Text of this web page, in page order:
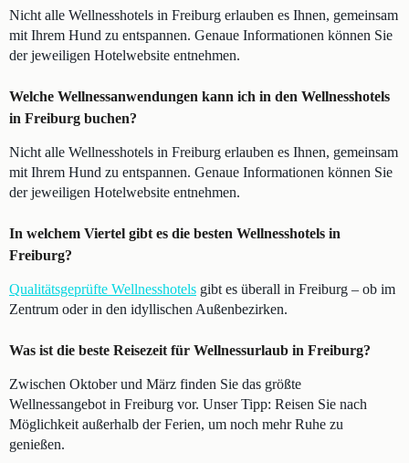
Nicht alle Wellnesshotels in Freiburg erlauben es Ihnen, gemeinsam
mit Ihrem Hund zu entspannen. Genaue Informationen können Sie
der jeweiligen Hotelwebsite entnehmen.
Welche Wellnessanwendungen kann ich in den Wellnesshotels
in Freiburg buchen?
Nicht alle Wellnesshotels in Freiburg erlauben es Ihnen, gemeinsam
mit Ihrem Hund zu entspannen. Genaue Informationen können Sie
der jeweiligen Hotelwebsite entnehmen.
In welchem Viertel gibt es die besten Wellnesshotels in
Freiburg?
Qualitätsgeprüfte Wellnesshotels gibt es überall in Freiburg – ob im
Zentrum oder in den idyllischen Außenbezirken.
Was ist die beste Reisezeit für Wellnessurlaub in Freiburg?
Zwischen Oktober und März finden Sie das größte
Wellnessangebot in Freiburg vor. Unser Tipp: Reisen Sie nach
Möglichkeit außerhalb der Ferien, um noch mehr Ruhe zu
genießen.